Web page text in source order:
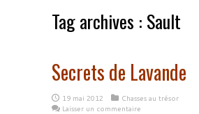
Tag archives : Sault
Secrets de Lavande
19 mai 2012
Chasses au trésor
Laisser un commentaire